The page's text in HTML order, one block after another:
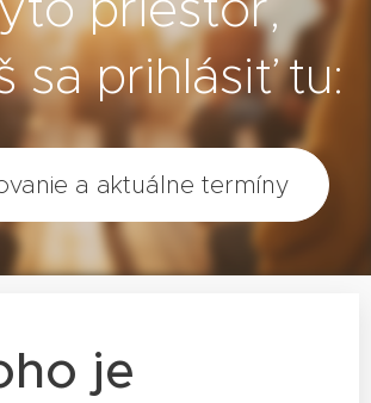
sa prihlásiť tu:
a aktuálne termíny
je